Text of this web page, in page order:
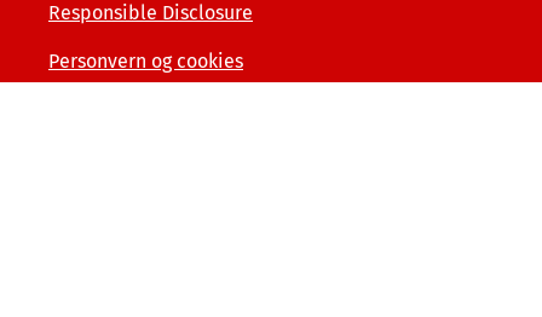
Responsible Disclosure
Personvern og cookies